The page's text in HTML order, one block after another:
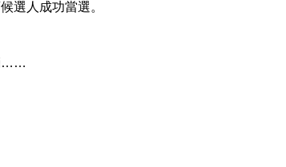
選人成功當選。
……